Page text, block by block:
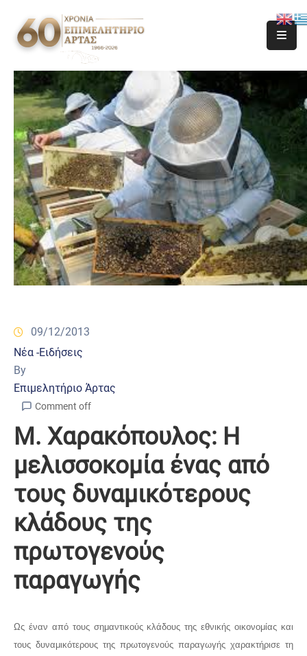
09/12/2013
Νέα -Ειδήσεις
By
Επιμελητήριο Άρτας
Comment off
Μ. Χαρακόπουλος: Η
μελισσοκομία ένας από
τους δυναμικότερους
κλάδους της
πρωτογενούς
παραγωγής
Ως έναν από τους σημαντικούς κλάδους της εθνικής οικονομίας και
τους δυναμικότερους της πρωτογενούς παραγωγής χαρακτήρισε τη